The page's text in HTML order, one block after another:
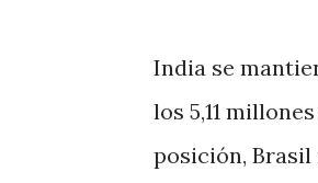
India se
los 5,11
posición, Brasil